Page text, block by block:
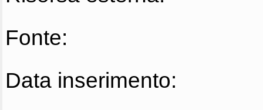
Fonte:
Data inserimento: